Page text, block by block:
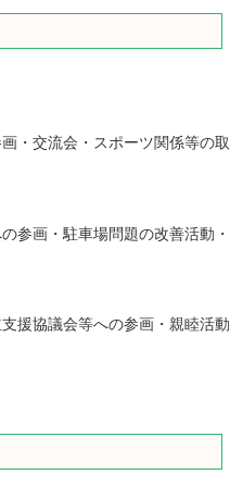
・交流会・スポーツ関係等の取
参画・駐車場問題の改善活動・
援協議会等への参画・親睦活動